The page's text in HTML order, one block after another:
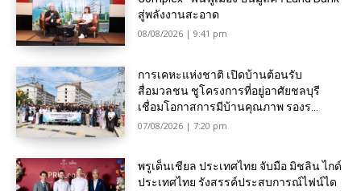
สู่พลังงานสะอาด
08/08/2026 | 9:41 pm
การเคหะแห่งชาติ เปิดบ้านต้อนรับ
สื่อมวลชน ชูโครงการที่อยู่อาศัยชลบุรี
เชื่อมโอกาสการมีบ้านคุณภาพ รองร...
07/08/2026 | 7:20 pm
พรูเด็นเชียล ประเทศไทย จับมือ มิชลิน ไกด์
ประเทศไทย รังสรรค์ประสบการณ์ไฟน์ได